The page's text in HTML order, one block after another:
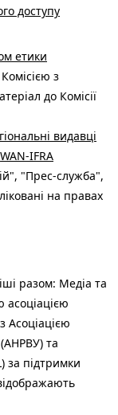
доступу
етики
з
до Комісії
видавці
WAN-IFRA
"Прес-служба",
на правах
разом: Медіа та
асоціацією
Асоціацією
та
за підтримки